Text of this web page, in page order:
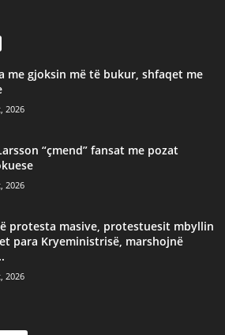
me gjoksin më të bukur, shfaqet me
2026
“çmend” fansat me pozat
2026
protesta masive, protestuesit mbyllin
para Kryeministrisë, marshojnë
2026